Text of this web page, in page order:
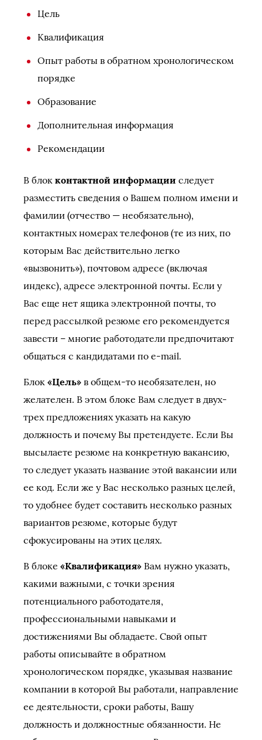
Цель
Квалификация
Опыт работы в обратном хронологическом
порядке
Образование
Дополнительная информация
Рекомендации
В блок контактной информации следует
разместить сведения о Вашем полном имени и
фамилии (отчество — необязательно),
контактных номерах телефонов (те из них, по
которым Вас действительно легко
«вызвонить»), почтовом адресе (включая
индекс), адресе электронной почты. Если у
Вас еще нет ящика электронной почты, то
перед рассылкой резюме его рекомендуется
завести – многие работодатели предпочитают
общаться с кандидатами по e-mail.
Блок «Цель» в общем-то необязателен, но
желателен. В этом блоке Вам следует в двух-
трех предложениях указать на какую
должность и почему Вы претендуете. Если Вы
высылаете резюме на конкретную вакансию,
то следует указать название этой вакансии или
ее код. Если же у Вас несколько разных целей,
то удобнее будет составить несколько разных
вариантов резюме, которые будут
сфокусированы на этих целях.
В блоке «Квалификация» Вам нужно указать,
какими важными, с точки зрения
потенциального работодателя,
профессиональными навыками и
достижениями Вы обладаете. Свой опыт
работы описывайте в обратном
хронологическом порядке, указывая название
компании в которой Вы работали, направление
ее деятельности, сроки работы, Вашу
должность и должностные обязанности. Не